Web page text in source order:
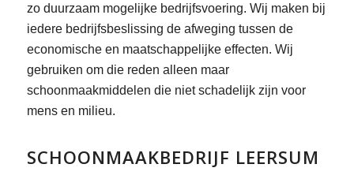
zo duurzaam mogelijke bedrijfsvoering. Wij maken bij
iedere bedrijfsbeslissing de afweging tussen de
economische en maatschappelijke effecten. Wij
gebruiken om die reden alleen maar
schoonmaakmiddelen die niet schadelijk zijn voor
mens en milieu.
SCHOONMAAKBEDRIJF LEERSUM